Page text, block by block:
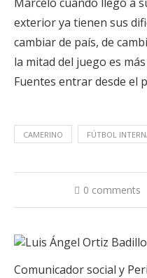
exterior ya tienen sus
cambiar de país, de
la mitad del juego es
Fuentes entrar desde el
CAMERINO FÚTBOL
0 comments
Comunicador social y